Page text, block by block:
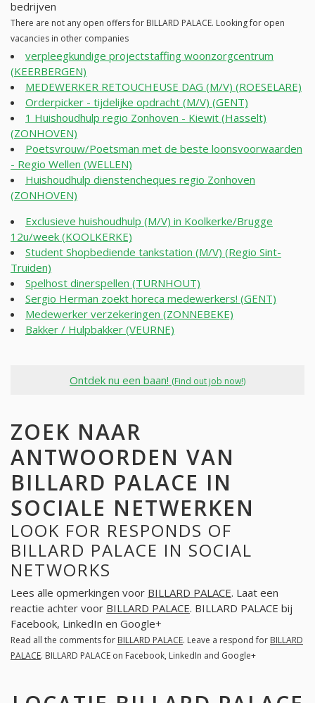
bedrijven
There are not any open offers for BILLARD PALACE. Looking for open
vacancies in other companies
verpleegkundige projectstaffing woonzorgcentrum
(KEERBERGEN)
MEDEWERKER RETOUCHEUSE DAG (M/V) (ROESELARE)
Orderpicker - tijdelijke opdracht (M/V) (GENT)
1 Huishoudhulp regio Zonhoven - Kiewit (Hasselt)
(ZONHOVEN)
Poetsvrouw/Poetsman met de beste loonsvoorwaarden
- Regio Wellen (WELLEN)
Huishoudhulp dienstencheques regio Zonhoven
(ZONHOVEN)
Exclusieve huishoudhulp (M/V) in Koolkerke/Brugge
12u/week (KOOLKERKE)
Student Shopbediende tankstation (M/V) (Regio Sint-
Truiden)
Spelhost dinerspellen (TURNHOUT)
Sergio Herman zoekt horeca medewerkers! (GENT)
Medewerker verzekeringen (ZONNEBEKE)
Bakker / Hulpbakker (VEURNE)
Ontdek nu een baan! (Find out job now!)
ZOEK NAAR
ANTWOORDEN VAN
BILLARD PALACE IN
SOCIALE NETWERKEN
LOOK FOR RESPONDS OF
BILLARD PALACE IN SOCIAL
NETWORKS
Lees alle opmerkingen voor BILLARD PALACE. Laat een
reactie achter voor BILLARD PALACE. BILLARD PALACE bij
Facebook, LinkedIn en Google+
Read all the comments for BILLARD PALACE. Leave a respond for BILLARD
PALACE. BILLARD PALACE on Facebook, LinkedIn and Google+